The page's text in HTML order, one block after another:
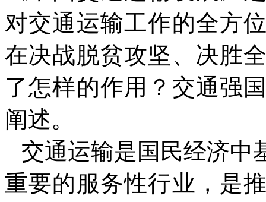
对交通运输工作的全方
在决战脱贫攻坚、决胜
了怎样的作用？交通强
阐述。
交通运输是国民经济中
重要的服务性行业，是